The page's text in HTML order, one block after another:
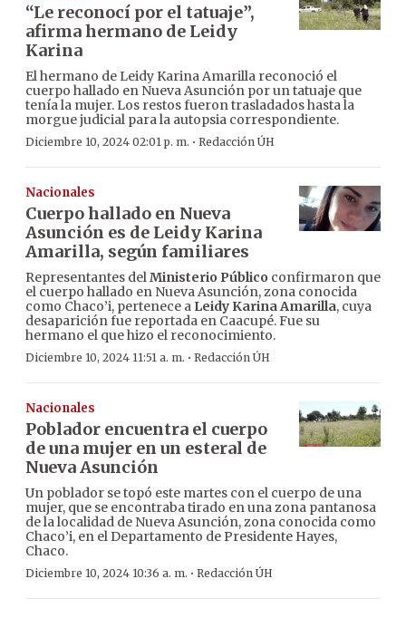
“Le reconocí por el tatuaje”,
afirma hermano de Leidy
Karina
El hermano de Leidy Karina Amarilla reconoció el
cuerpo hallado en Nueva Asunción por un tatuaje que
tenía la mujer. Los restos fueron trasladados hasta la
morgue judicial para la autopsia correspondiente.
Diciembre 10, 2024 02:01 p. m. · Redacción ÚH
Nacionales
Cuerpo hallado en Nueva
Asunción es de Leidy Karina
Amarilla, según familiares
Representantes delMinisterio Público confirmaron que
el cuerpo hallado en Nueva Asunción, zona conocida
como Chaco’i, pertenece a Leidy Karina Amarilla, cuya
desaparición fue reportada en Caacupé. Fue su
hermano el que hizo el reconocimiento.
Diciembre 10, 2024 11:51 a. m. · Redacción ÚH
Nacionales
Poblador encuentra el cuerpo
de una mujer en un esteral de
Nueva Asunción
Un poblador se topó este martes con el cuerpo de una
mujer, que se encontraba tirado en una zona pantanosa
de la localidad de Nueva Asunción, zona conocida como
Chaco’i, en el Departamento de Presidente Hayes,
Chaco.
Diciembre 10, 2024 10:36 a. m. · Redacción ÚH